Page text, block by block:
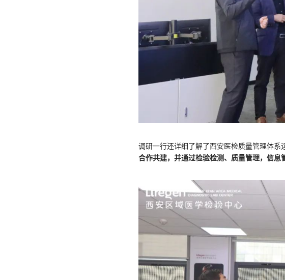
调研一行还详细了解了西安医检质量管理体系
合作共建，并通过检验检测、质量管理，信息